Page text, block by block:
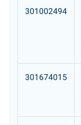
301002494
301674015